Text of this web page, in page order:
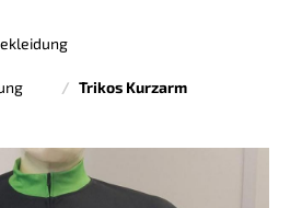
Trikos Kurzarm